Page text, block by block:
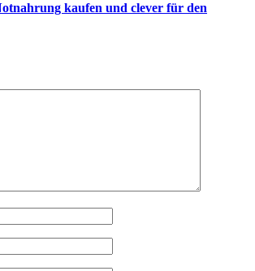
kaufen und clever für den